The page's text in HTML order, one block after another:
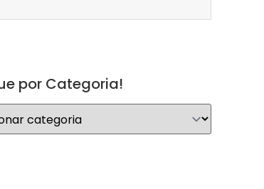
por Categoria!